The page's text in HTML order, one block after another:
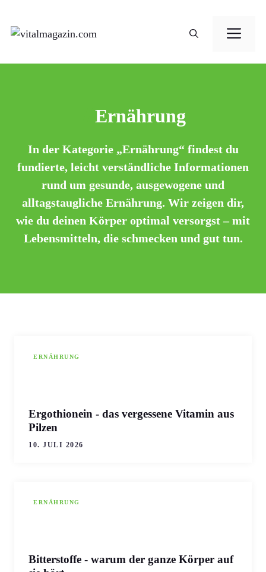
Zum
Inhalt
Ernährung
In der Kategorie „Ernährung“ findest du
fundierte, leicht verständliche Informationen
rund um gesunde, ausgewogene und
alltagstaugliche Ernährung. Wir zeigen dir,
wie du deinen Körper optimal versorgst – mit
Lebensmitteln, die schmecken und gut tun.
ERNÄHRUNG
Ergothionein - das vergessene Vitamin aus
Pilzen
10. JULI 2026
ERNÄHRUNG
Bitterstoffe - warum der ganze Körper auf